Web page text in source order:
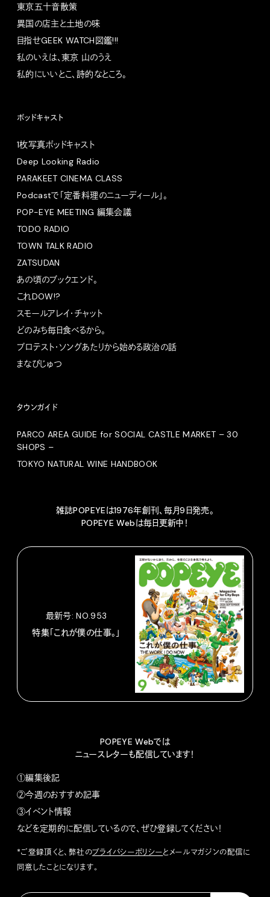
東京五十音散策
異国の店主と土地の味
目指せGEEK WATCH図鑑!!!
私のいえは、東京 山のうえ
私的にいいとこ、詩的なところ。
ポッドキャスト
1枚写真ポッドキャスト
Deep Looking Radio
PARAKEET CINEMA CLASS
Podcastで「定番料理のニューディール」。
POP-EYE MEETING 編集会議
TODO RADIO
TOWN TALK RADIO
ZATSUDAN
あの頃のブックエンド。
これDOW!?
スモールアレイ・チャット
どのみち毎日食べるから。
プロテスト・ソングあたりから始める政治の話
まなびじゅつ
タウンガイド
PARCO AREA GUIDE for SOCIAL CASTLE MARKET – 30
SHOPS –
TOKYO NATURAL WINE HANDBOOK
雑誌POPEYEは1976年創刊、毎月9日発売。
POPEYE Webは毎日更新中！
最新号: NO.953
特集「これが僕の仕事。」
POPEYE Webでは
ニュースレターも配信しています！
①編集後記
②今週のおすすめ記事
③イベント情報
などを定期的に配信しているので、ぜひ登録してください！
*ご登録頂くと、弊社のプライバシーポリシーとメールマガジンの配信に
同意したことになります。